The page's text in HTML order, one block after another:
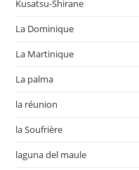
Kusatsu-Shirane
La Dominique
La Martinique
La palma
la réunion
la Soufrière
laguna del maule